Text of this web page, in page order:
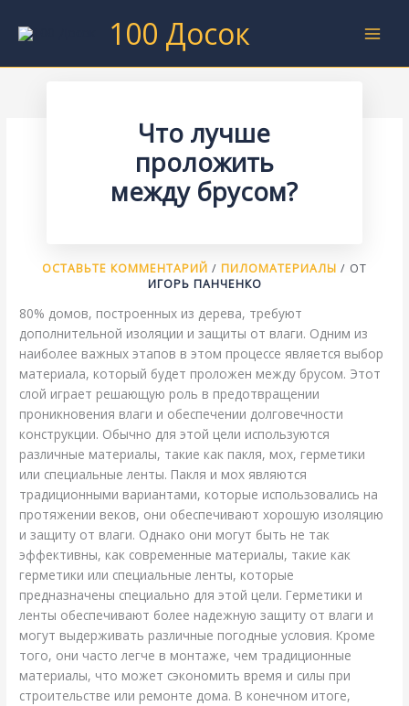
100 Досок
Что лучше
проложить
между брусом?
ОСТАВЬТЕ КОММЕНТАРИЙ / ПИЛОМАТЕРИАЛЫ / ОТ
ИГОРЬ ПАНЧЕНКО
80% домов, построенных из дерева, требуют
дополнительной изоляции и защиты от влаги. Одним из
наиболее важных этапов в этом процессе является выбор
материала, который будет проложен между брусом. Этот
слой играет решающую роль в предотвращении
проникновения влаги и обеспечении долговечности
конструкции. Обычно для этой цели используются
различные материалы, такие как пакля, мох, герметики
или специальные ленты. Пакля и мох являются
традиционными вариантами, которые использовались на
протяжении веков, они обеспечивают хорошую изоляцию
и защиту от влаги. Однако они могут быть не так
эффективны, как современные материалы, такие как
герметики или специальные ленты, которые
предназначены специально для этой цели. Герметики и
ленты обеспечивают более надежную защиту от влаги и
могут выдерживать различные погодные условия. Кроме
того, они часто легче в монтаже, чем традиционные
материалы, что может сэкономить время и силы при
строительстве или ремонте дома. В конечном итоге,